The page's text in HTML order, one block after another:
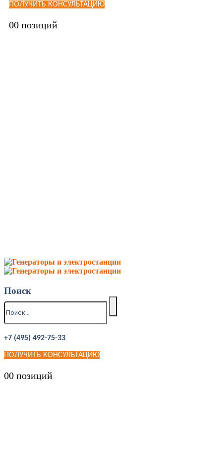
ПОЛУЧИТЬ КОНСУЛЬТАЦИЮ
00 позиций
Поиск
+7 (495) 492-75-33
ПОЛУЧИТЬ КОНСУЛЬТАЦИЮ
00 позиций